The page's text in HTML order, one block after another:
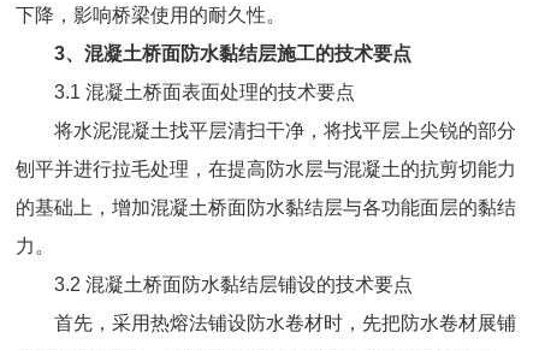
下降，影响桥梁使用的耐久性。
3、混凝土桥面防水黏结层施工的技术要点
3.1 混凝土桥面表面处理的技术要点
将水泥混凝土找平层清扫干净，将找平层上尖锐的部分
刨平并进行拉毛处理，在提高防水层与混凝土的抗剪切能力
的基础上，增加混凝土桥面防水黏结层与各功能面层的黏结
力。
3.2 混凝土桥面防水黏结层铺设的技术要点
首先，采用热熔法铺设防水卷材时，先把防水卷材展铺